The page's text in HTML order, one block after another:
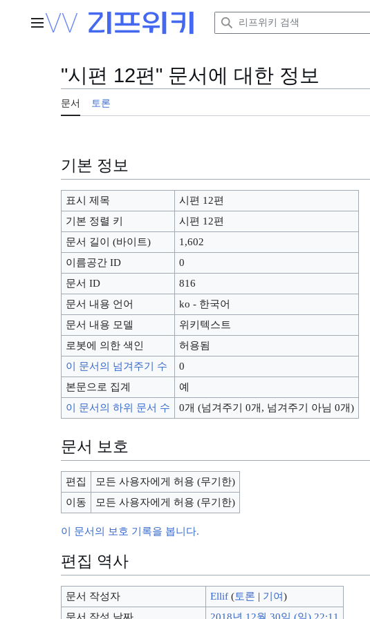
주 메뉴
"시편 12편" 문서에 대한 정보
문서 토론
기본 정보
표시 제목
시편 12편
기본 정렬 키
시편 12편
문서 길이 (바이트)
1,602
이름공간 ID
0
문서 ID
816
문서 내용 언어
ko - 한국어
문서 내용 모델
위키텍스트
로봇에 의한 색인
허용됨
이 문서의 넘겨주기 수
0
본문으로 집계
예
이 문서의 하위 문서 수
0개 (넘겨주기 0개, 넘겨주기 아님 0개)
문서 보호
편집
모든 사용자에게 허용 (무기한)
이동
모든 사용자에게 허용 (무기한)
이 문서의 보호 기록을 봅니다.
편집 역사
문서 작성자 Ellif (토론 | 기여)